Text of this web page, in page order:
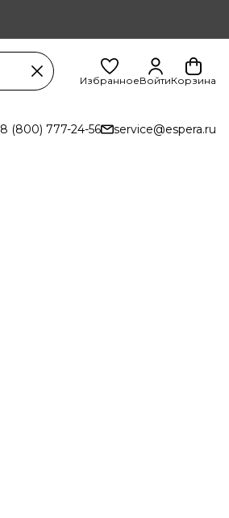
ИзбранноеВойтиКорзина
8 (800) 777-24-56 service@espera.ru